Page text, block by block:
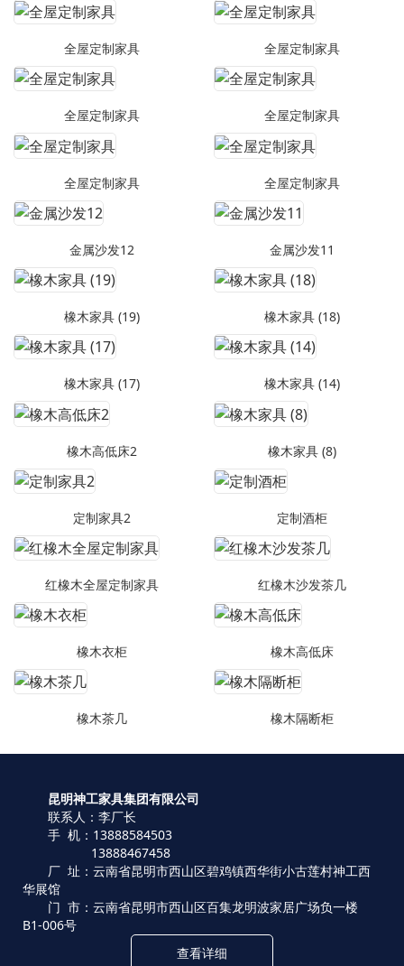
全屋定制家具 全屋定制家具
全屋定制家具 全屋定制家具
全屋定制家具 全屋定制家具
金属沙发12 金属沙发11
橡木家具 (19) 橡木家具 (18)
橡木家具 (17) 橡木家具 (14)
橡木高低床2 橡木家具 (8)
定制家具2 定制酒柜
红橡木全屋定制家具 红橡木沙发茶几
橡木衣柜 橡木高低床
橡木茶几 橡木隔断柜
昆明神工家具集团有限公司
联系人：李厂长
手 机：13888584503
13888467458
厂 址：云南省昆明市西山区碧鸡镇西华街小古莲村神工西
华展馆
门 市：云南省昆明市西山区百集龙明波家居广场负一楼
B1-006号
查看详细